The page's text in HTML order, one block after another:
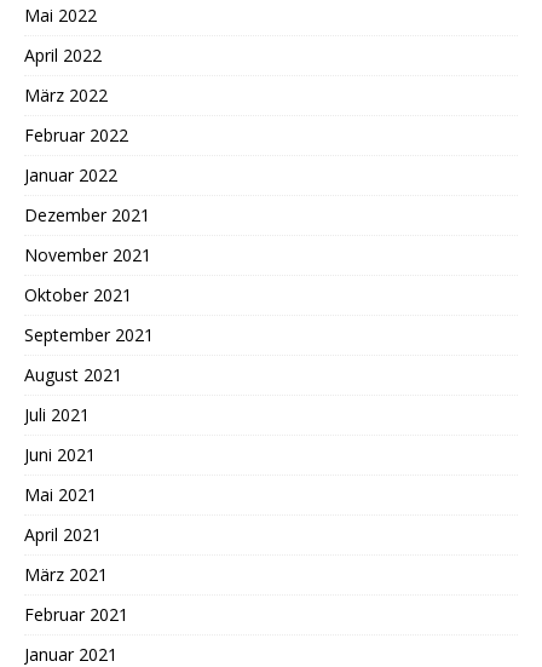
Mai 2022
April 2022
März 2022
Februar 2022
Januar 2022
Dezember 2021
November 2021
Oktober 2021
September 2021
August 2021
Juli 2021
Juni 2021
Mai 2021
April 2021
März 2021
Februar 2021
Januar 2021